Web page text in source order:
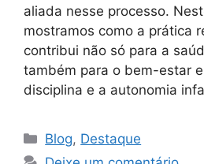
aliada nesse processo.
mostramos como a prática
contribui não só para a
também para o bem-estar
disciplina e a autonomia
Blog, Destaque